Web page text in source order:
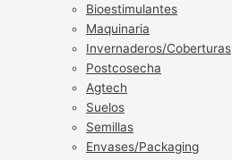
Bioestimulantes
Maquinaria
Invernaderos/Coberturas
Postcosecha
Agtech
Suelos
Semillas
Envases/Packaging